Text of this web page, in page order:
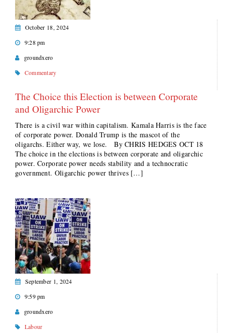
October 18, 2024
9:28 pm
groundxero
Commentary
The Choice this Election is between Corporate
and Oligarchic Power
There is a civil war within capitalism. Kamala Harris is the face
of corporate power. Donald Trump is the mascot of the
oligarchs. Either way, we lose. By CHRIS HEDGES OCT 18
The choice in the elections is between corporate and oligarchic
power. Corporate power needs stability and a technocratic
government. Oligarchic power thrives […]
September 1, 2024
9:59 pm
groundxero
Labour